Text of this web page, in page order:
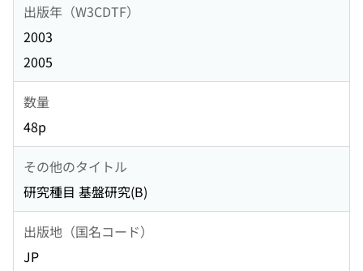
出版年（W3CDTF）
2003
2005
数量
48p
その他のタイトル
研究種目 基盤研究(B)
出版地（国名コード）
JP